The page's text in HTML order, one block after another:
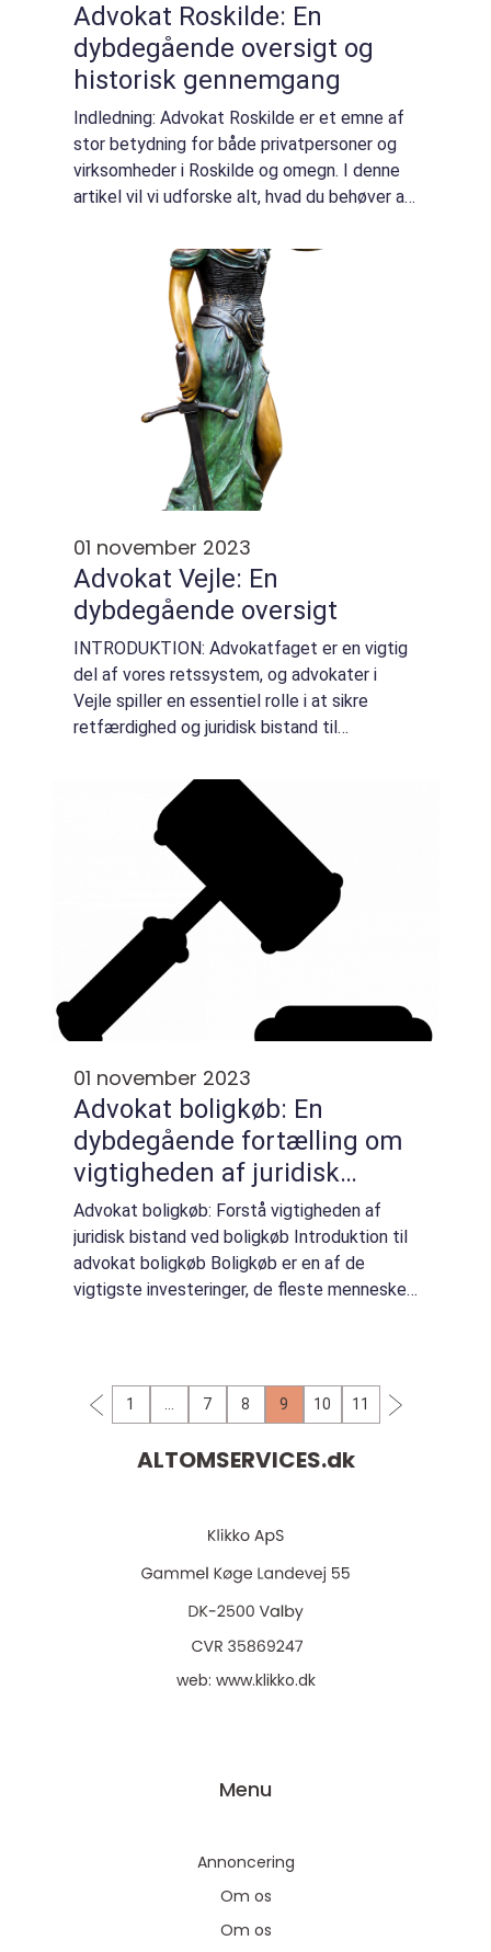
Advokat Roskilde: En
dybdegående oversigt og
historisk gennemgang
Indledning: Advokat Roskilde er et emne af
stor betydning for både privatpersoner og
virksomheder i Roskilde og omegn. I denne
artikel vil vi udforske alt, hvad du behøver at
rolle, relevante lovgivninger ...
01 november 2023
Advokat Vejle: En
dybdegående oversigt
INTRODUKTION: Advokatfaget er en vigtig
del af vores retssystem, og advokater i
Vejle spiller en essentiel rolle i at sikre
retfærdighed og juridisk bistand til
lokalområdet. Denne artikel vil nøje
undersøge, hvad det...
01 november 2023
Advokat boligkøb: En
dybdegående fortælling om
vigtigheden af juridisk
bistand ved køb af bolig
Advokat boligkøb: Forstå vigtigheden af
juridisk bistand ved boligkøb Introduktion til
advokat boligkøb Boligkøb er en af de
vigtigste investeringer, de fleste mennesker
1 7 8 9 10 11
ALTOMSERVICES.dk
web: www.klikko.dk
Menu
Annoncering
Om os
Om os